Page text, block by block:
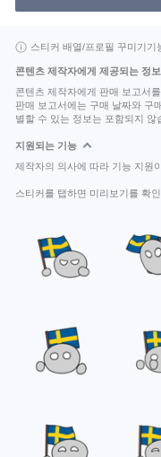
스티커 배열/프로필 꾸미기기
콘텐츠 제작자에게 제공되는 정보
콘텐츠 제작자에게 판매 보고서
판매 보고서에는 구매 날짜와 구
별할 수 있는 정보는 포함되지 않
지원되는 기능
제작자의 의사에 따라 기능 지원
스티커를 탭하면 미리보기를 확인